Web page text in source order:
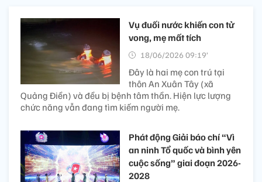
Vụ đuối nước khiến con tử
vong, mẹ mất tích
18/06/2026 09:19’
Đây là hai mẹ con trú tại
thôn An Xuân Tây (xã
Quảng Điền) và đều bị bệnh tâm thần. Hiện lực lượng
chức năng vẫn đang tìm kiếm người mẹ.
Phát động Giải báo chí “Vì
an ninh Tổ quốc và bình yên
cuộc sống” giai đoạn 2026-
2028